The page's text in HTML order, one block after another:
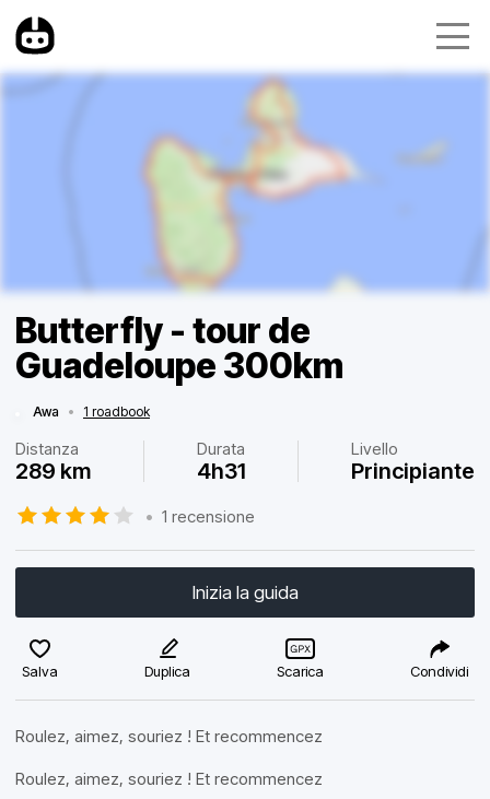
Butterfly - tour de
Guadeloupe 300km
Awa • 1 roadbook
Distanza
289 km
Durata
4h31
Livello
Principiante
• 1 recensione
Inizia la guida
Salva Duplica Scarica Condividi
Roulez, aimez, souriez ! Et recommencez
Roulez, aimez, souriez ! Et recommencez